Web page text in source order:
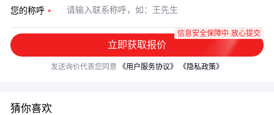
您的称呼
立即获取报价
信息安全保障中·放心提交
发送询价代表您同意 《用户服务协议》 《隐私政策》
猜你喜欢